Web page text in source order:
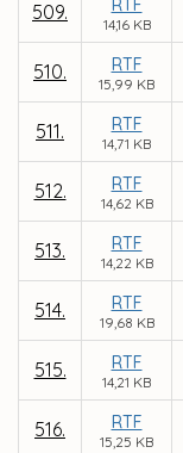
509. RTF
14,16 KB
510. RTF
15,99 KB
511. RTF
14,71 KB
512. RTF
14,62 KB
513. RTF
14,22 KB
514. RTF
19,68 KB
515. RTF
14,21 KB
516. RTF
15,25 KB